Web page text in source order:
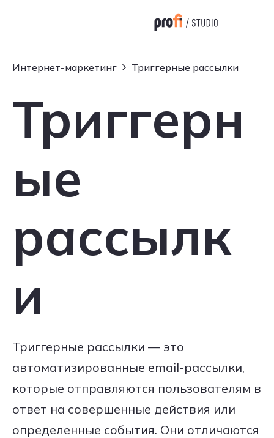
Интернет-маркетинг Триггерные рассылки
Триггерн
ые
рассылк
и
Триггерные рассылки — это
автоматизированные email-рассылки,
которые отправляются пользователям в
ответ на совершенные действия или
определенные события. Они отличаются